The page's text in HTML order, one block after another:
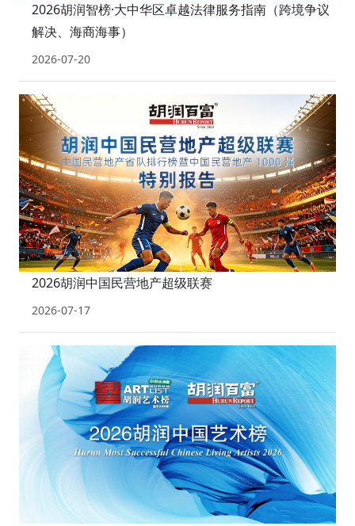
2026胡润智榜·大中华区卓越法律服务指南（跨境争议
解决、海商海事）
2026-07-20
2026胡润中国民营地产超级联赛
2026-07-17